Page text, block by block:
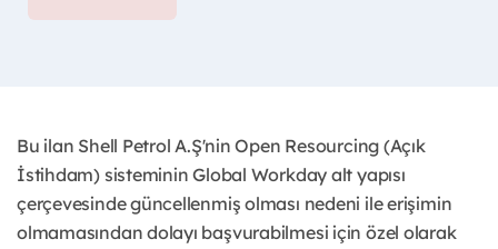
Bu ilan Shell Petrol A.Ş'nin Open Resourcing (Açık
İstihdam) sisteminin Global Workday alt yapısı
çerçevesinde güncellenmiş olması nedeni ile erişimin
olmamasından dolayı başvurabilmesi için özel olarak